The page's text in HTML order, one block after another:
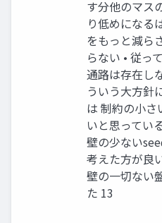
す分他のマス
り低めになる
をもっと減ら
らない • 従っ
通路は存在し
ういう大方針
は 制約の小さ
いと思ってい
壁の少ない
考えた方が良
壁の一切ない
た 13